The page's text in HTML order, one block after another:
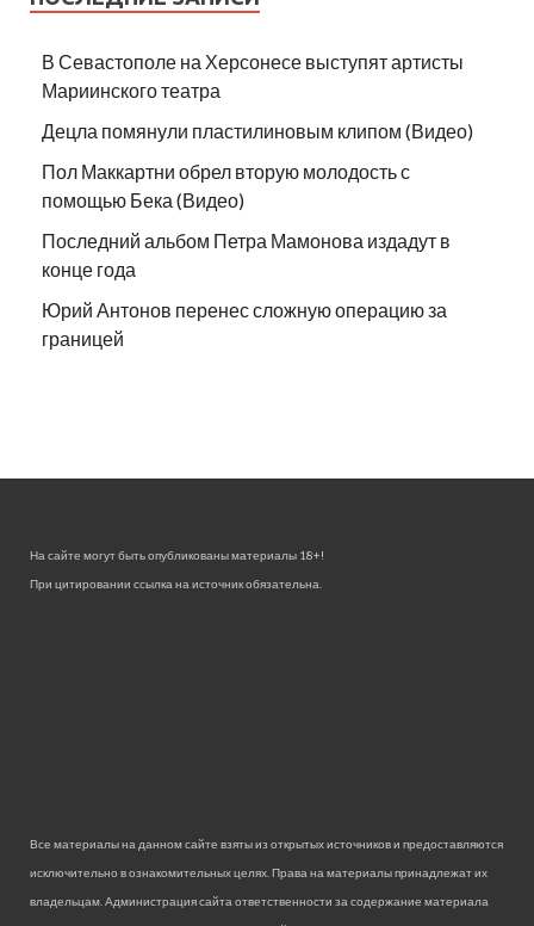
В Севастополе на Херсонесе выступят артисты
Мариинского театра
Децла помянули пластилиновым клипом (Видео)
Пол Маккартни обрел вторую молодость с
помощью Бека (Видео)
Последний альбом Петра Мамонова издадут в
конце года
Юрий Антонов перенес сложную операцию за
границей
На сайте могут быть опубликованы материалы 18+!
При цитировании ссылка на источник обязательна.
Все материалы на данном сайте взяты из открытых источников и предоставляются
исключительно в ознакомительных целях. Права на материалы принадлежат их
владельцам. Администрация сайта ответственности за содержание материала